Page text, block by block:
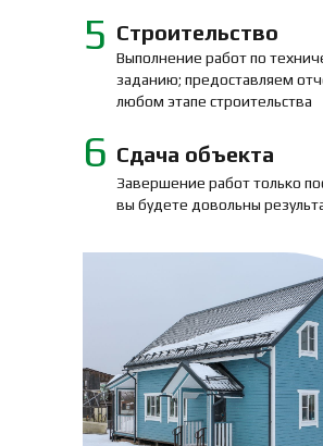
Сдача объекта
Завершение работ только
вы будете довольны
6
Строительство
Выполнение работ по
заданию; предоставляем
любом этапе строительства
5